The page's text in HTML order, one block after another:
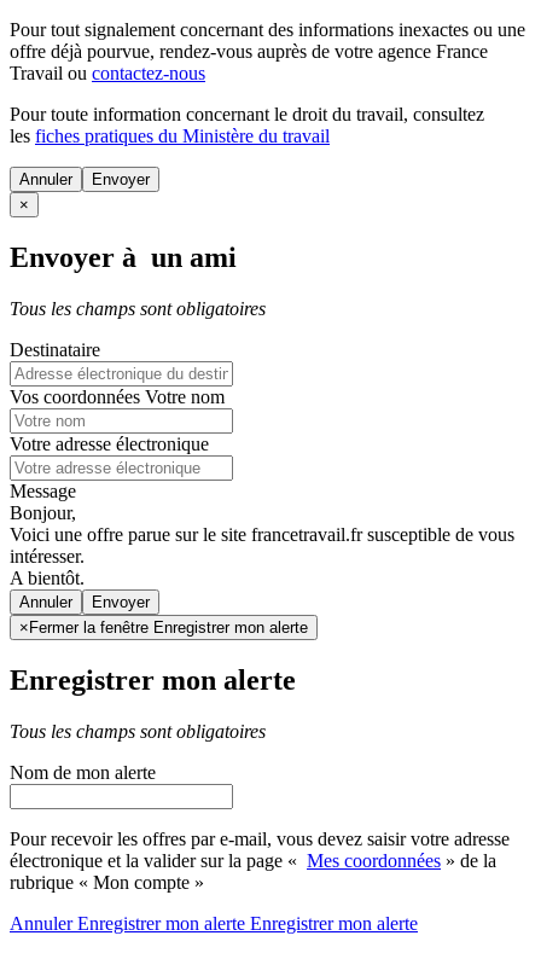
Pour tout signalement concernant des informations inexactes ou une
offre déjà pourvue, rendez-vous auprès de votre agence France
Travail ou contactez-nous
Pour toute information concernant le droit du travail, consultez
les fiches pratiques du Ministère du travail
Annuler
×
Envoyer à un ami
Tous les champs sont obligatoires
Destinataire
Vos coordonnées Votre nom
Votre adresse électronique
Message
Bonjour,
Voici une offre parue sur le site francetravail.fr susceptible de vous
intéresser.
A bientôt.
Annuler
× Fermer la fenêtre Enregistrer mon alerte
Enregistrer mon alerte
Tous les champs sont obligatoires
Nom de mon alerte
Pour recevoir les offres par e-mail, vous devez saisir votre adresse
électronique et la valider sur la page « Mes coordonnées » de la
rubrique « Mon compte »
AnnulerEnregistrer mon alerte Enregistrermon alerte